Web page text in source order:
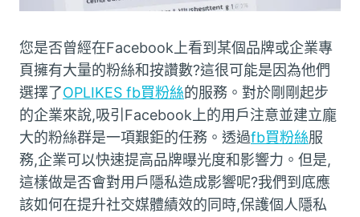
您是否曾經在Facebook上看到某個品牌或企業專
頁擁有大量的粉絲和按讚數?這很可能是因為他們
選擇了OPLIKES fb買粉絲的服務。對於剛剛起步
的企業來說,吸引Facebook上的用戶注意並建立龐
大的粉絲群是一項艱鉅的任務。透過fb買粉絲服
務,企業可以快速提高品牌曝光度和影響力。但是,
這樣做是否會對用戶隱私造成影響呢?我們到底應
該如何在提升社交媒體績效的同時,保護個人隱私